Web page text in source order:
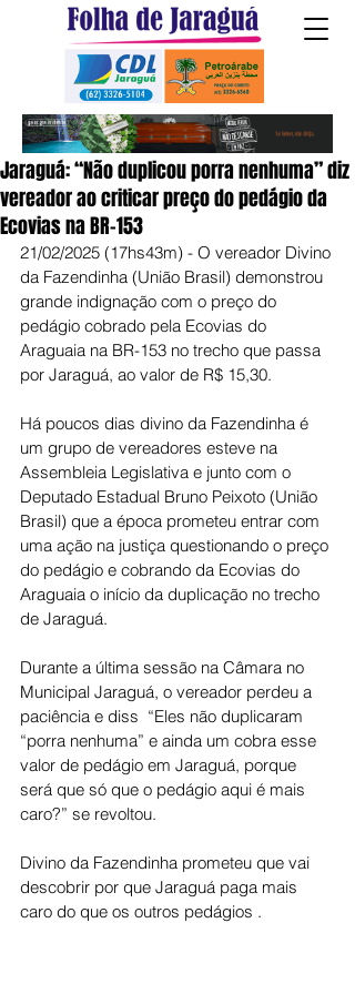
Jaraguá: “Não duplicou porra nenhuma” diz
vereador ao criticar preço do pedágio da
Ecovias na BR-153
21/02/2025 (17hs43m) - O vereador Divino
da Fazendinha (União Brasil) demonstrou
grande indignação com o preço do
pedágio cobrado pela Ecovias do
Araguaia na BR-153 no trecho que passa
por Jaraguá, ao valor de R$ 15,30.
Há poucos dias divino da Fazendinha é
um grupo de vereadores esteve na
Assembleia Legislativa e junto com o
Deputado Estadual Bruno Peixoto (União
Brasil) que a época prometeu entrar com
uma ação na justiça questionando o preço
do pedágio e cobrando da Ecovias do
Araguaia o início da duplicação no trecho
de Jaraguá.
Durante a última sessão na Câmara no
Municipal Jaraguá, o vereador perdeu a
paciência e diss  “Eles não duplicaram
“porra nenhuma” e ainda um cobra esse
valor de pedágio em Jaraguá, porque
será que só que o pedágio aqui é mais
caro?” se revoltou.
Divino da Fazendinha prometeu que vai
descobrir por que Jaraguá paga mais
caro do que os outros pedágios .